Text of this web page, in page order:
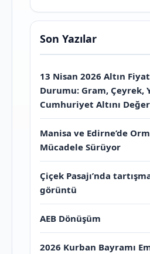
Son Yazılar
13 Nisan 2026 Altın
Durumu: Gram, Çeyrek,
Cumhuriyet Altını
Manisa ve Edirne’de
Mücadele Sürüyor
Çiçek Pasajı’nda
görüntü
AEB Dönüşüm
2026 Kurban Bayramı